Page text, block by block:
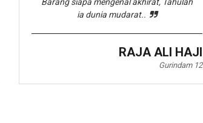
Barang siapa mengenal akhirat, Tahulah
ia dunia mudarat..
RAJA ALI HAJI
Gurindam 12